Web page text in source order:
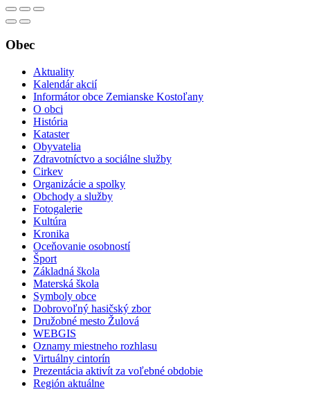
Obec
Aktuality
Kalendár akcií
Informátor obce Zemianske Kostoľany
O obci
História
Kataster
Obyvatelia
Zdravotníctvo a sociálne služby
Cirkev
Organizácie a spolky
Obchody a služby
Fotogalerie
Kultúra
Kronika
Oceňovanie osobností
Šport
Základná škola
Materská škola
Symboly obce
Dobrovoľný hasičský zbor
Družobné mesto Žulová
WEBGIS
Oznamy miestneho rozhlasu
Virtuálny cintorín
Prezentácia aktivít za voľebné obdobie
Región aktuálne